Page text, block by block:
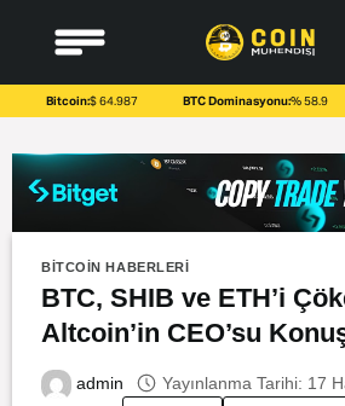
content
Bitcoin:$ 64.987 BTC Dominasyonu:% 58.9
BITCOIN HABERLERI
BTC, SHIB ve ETH’i
Altcoin’in CEO’su
admin Yayınlanma Tarihi: 17